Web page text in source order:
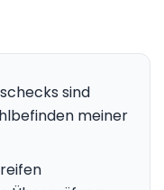
sind
meiner